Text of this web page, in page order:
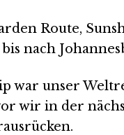
Route,
nach
war unser
wir in der